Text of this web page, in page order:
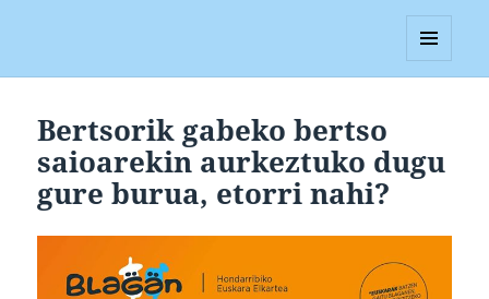
Bertsorik gabeko bertso
saioarekin aurkeztuko dugu
gure burua, etorri nahi?